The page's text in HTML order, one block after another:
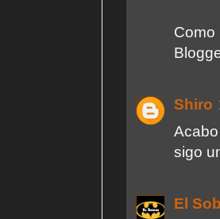
Shiro
sigo
El